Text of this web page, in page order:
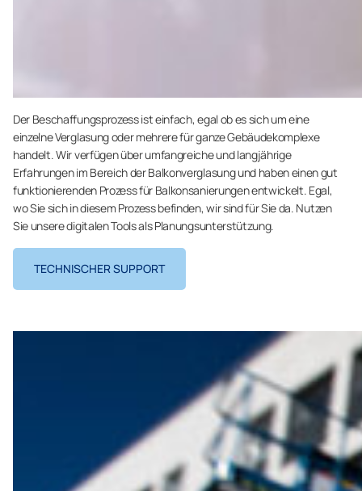
Der Beschaffungsprozess ist einfach, egal ob es sich um eine
einzelne Verglasung oder mehrere für ganze Gebäudekomplexe
handelt. Wir verfügen über umfangreiche und langjährige
Erfahrungen im Bereich der Balkonverglasung und haben einen gut
funktionierenden Prozess für Balkonsanierungen entwickelt. Egal,
wo Sie sich in diesem Prozess befinden, wir sind für Sie da. Nutzen
Sie unsere digitalen Tools als Planungsunterstützung.
TECHNISCHER SUPPORT